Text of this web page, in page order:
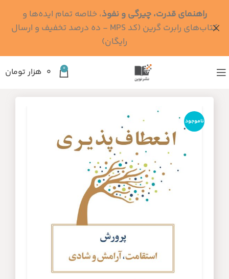
0 ۰ هزار تومان
ناموجود
راهنمای قدرت، چیرگی و نفوذ، خلاصه تمام ایده‌ها و
کتاب‌های رابرت گرین (کد MPS - ده درصد تخفیف و ارسال
رایگان)